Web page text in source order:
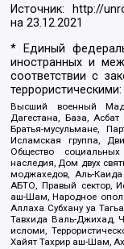
Источник: http://
на23.12.2021
* Единый
иностранных и
соответствии с
террористическими:
Высший военный
Дагестана, База,
Братья-мусульмане,
Исламская группа,
Общество
наследия, Дом двух
моджахедов, Аль-
АБТО, Правый сектор,
аш-Шам, Народное
Аллаха Субхану уа
Тавхида Валь-Джихад,
исломи,
Хайят Тахрир аш-Шам,